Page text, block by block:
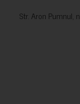
Str. Aron Pumnul,